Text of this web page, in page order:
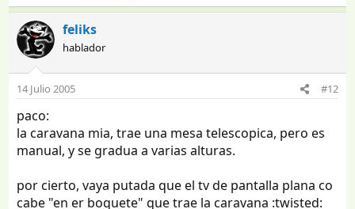
feliks
hablador
14 Julio 2005 #12
paco:
la caravana mia, trae una mesa telescopica, pero es
manual, y se gradua a varias alturas.
por cierto, vaya putada que el tv de pantalla plana co
cabe "en er boquete" que trae la caravana :twisted: